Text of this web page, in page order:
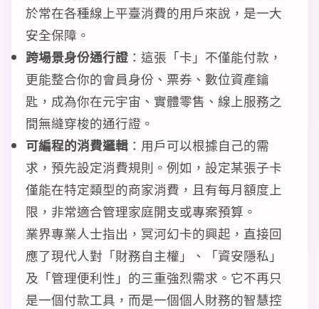
於常在各種線上平臺消費的用戶來說，是一大
安全保障。
跨場景身份通行證 ：這張「卡」不僅能付款，
更能整合你的會員身份、票券、數位資產鑰
匙，成為你在元宇宙、實體零售、線上服務之
間無縫穿梭的通行證。
可編程的消費邏輯 ：用戶可以根據自己的需
求，預先設定消費規則。例如，設定某張子卡
僅能在特定類型的商家消費，且有每月額度上
限，非常適合管理家庭開支或專案預算。
業界專業人士指出，冥河幻卡的興起，直接回
應了現代人對「財務自主權」、「資安隱私」
及「管理便利性」的三重強烈需求。它不再只
是一個付款工具，而是一個個人財務的智慧控